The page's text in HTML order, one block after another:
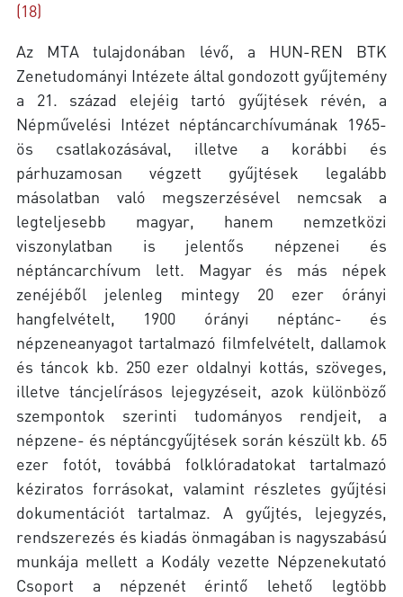
(18)
Az MTA tulajdonában lévő, a HUN-REN BTK
Zenetudományi Intézete által gondozott gyűjtemény
a 21. század elejéig tartó gyűjtések révén, a
Népművelési Intézet néptáncarchívumának 1965-
ös csatlakozásával, illetve a korábbi és
párhuzamosan végzett gyűjtések legalább
másolatban való megszerzésével nemcsak a
legteljesebb magyar, hanem nemzetközi
viszonylatban is jelentős népzenei és
néptáncarchívum lett. Magyar és más népek
zenéjéből jelenleg mintegy 20 ezer órányi
hangfelvételt, 1900 órányi néptánc- és
népzeneanyagot tartalmazó filmfelvételt, dallamok
és táncok kb. 250 ezer oldalnyi kottás, szöveges,
illetve táncjelírásos lejegyzéseit, azok különböző
szempontok szerinti tudományos rendjeit, a
népzene- és néptáncgyűjtések során készült kb. 65
ezer fotót, továbbá folklóradatokat tartalmazó
kéziratos forrásokat, valamint részletes gyűjtési
dokumentációt tartalmaz. A gyűjtés, lejegyzés,
rendszerezés és kiadás önmagában is nagyszabású
munkája mellett a Kodály vezette Népzenekutató
Csoport a népzenét érintő lehető legtöbb